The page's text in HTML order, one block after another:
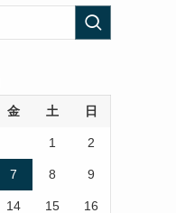
金 土 日
1 2
7 8 9
14 15 16